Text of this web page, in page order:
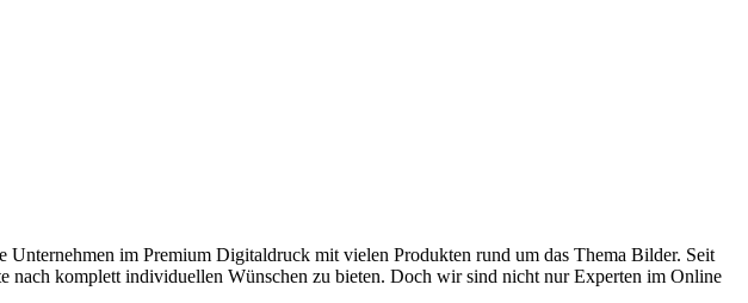
im Premium Digitaldruck mit vielen Produkten rund um das Thema Bilder. Seit
nach komplett individuellen Wünschen zu bieten. Doch wir sind nicht nur Experten im Online